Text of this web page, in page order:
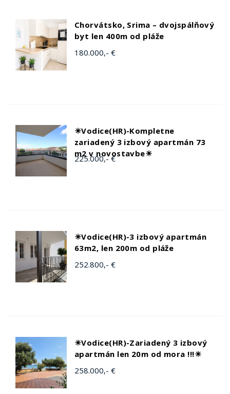
Chorvátsko, Srima – dvojspálňový
byt len 400m od pláže
180.000,- €
☀Vodice(HR)-Kompletne
zariadený 3 izbový apartmán 73
m2 v novostavbe☀
225.000,- €
☀Vodice(HR)-3 izbový apartmán
63m2, len 200m od pláže
252.800,- €
☀Vodice(HR)-Zariadený 3 izbový
apartmán len 20m od mora !!!☀
258.000,- €